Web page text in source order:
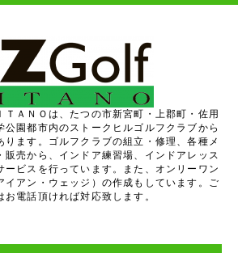
ＡＮＯは、たつの市新宮町・上郡町・佐用
公園都市内のストークヒルゴルフクラブから
ります。ゴルフクラブの組立・修理、各種メ
販売から、インドア練習場、インドアレッス
ービスを行っています。また、オンリーワン
イアン・ウェッジ）の作成もしています。ご
お電話頂ければ対応致します。